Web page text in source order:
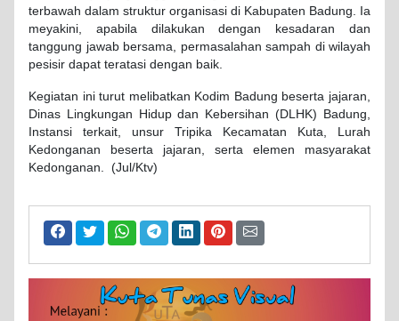
terbawah dalam struktur organisasi di Kabupaten Badung. Ia
meyakini, apabila dilakukan dengan kesadaran dan
tanggung jawab bersama, permasalahan sampah di wilayah
pesisir dapat teratasi dengan baik.
Kegiatan ini turut melibatkan Kodim Badung beserta jajaran,
Dinas Lingkungan Hidup dan Kebersihan (DLHK) Badung,
Instansi terkait, unsur Tripika Kecamatan Kuta, Lurah
Kedonganan beserta jajaran, serta elemen masyarakat
Kedonganan. (Jul/Ktv)